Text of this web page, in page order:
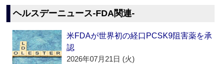
ヘルスデーニュース‐FDA関連‐
米FDAが世界初の経口PCSK9阻害薬を承
認
2026年07月21日 (火)